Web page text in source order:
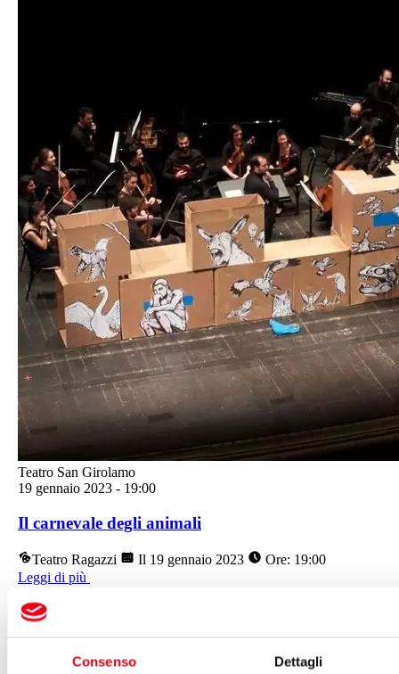
Consenso Dettagli
Teatro San Girolamo
19 gennaio 2023 - 19:00
Il carnevale degli animali
Teatro Ragazzi Il 19 gennaio 2023
Ore: 19:00
Leggi di più
Segui tutte le novità